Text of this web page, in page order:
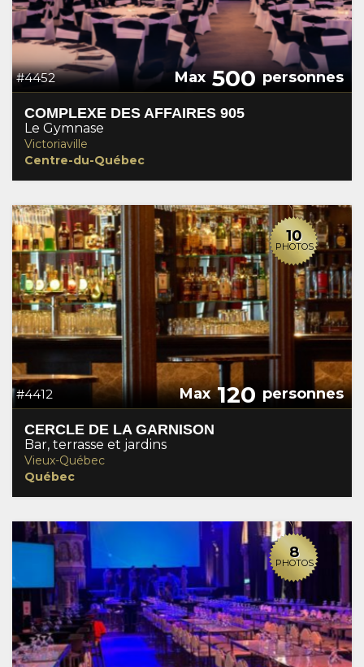
#4452 Max500personnes
COMPLEXE DES AFFAIRES 905
Le Gymnase
Victoriaville
Centre-du-Québec
10
PHOTOS
#4412 Max120 personnes
CERCLE DE LA GARNISON
Bar, terrasse et jardins
Vieux-Québec
Québec
8
PHOTOS